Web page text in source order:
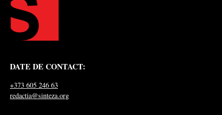
DATE DE CONTACT:
+373 605 246 63
redactia@sinteza.org